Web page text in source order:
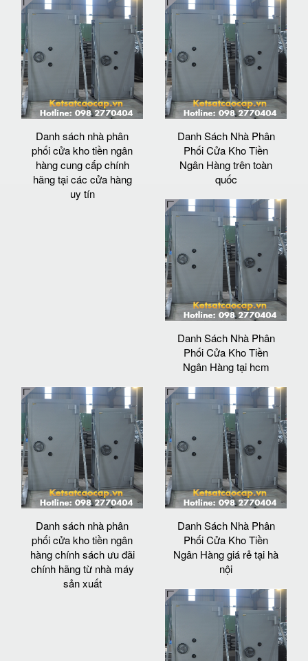
Danh sách nhà phân
phối cửa kho tiền ngân
hàng cung cấp chính
hãng tại các cửa hàng
uy tín
Danh Sách Nhà Phân
Phối Cửa Kho Tiền
Ngân Hàng trên toàn
quốc
Danh Sách Nhà Phân
Phối Cửa Kho Tiền
Ngân Hàng tại hcm
Danh sách nhà phân
phối cửa kho tiền ngân
hàng chính sách ưu đãi
chính hãng từ nhà máy
sản xuất
Danh Sách Nhà Phân
Phối Cửa Kho Tiền
Ngân Hàng giá rẻ tại hà
nội